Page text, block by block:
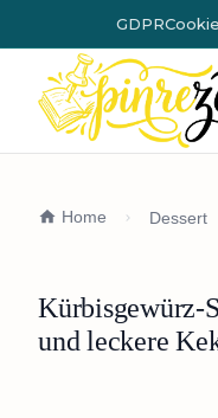
GDPR
Home Dessert
Kürbisgewürz-
und leckere